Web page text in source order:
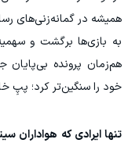
همیشه در گمانه‌زنی‌های
به بازی‌ها برگشت و
هم‌زمان پرونده
خود را سنگین‌تر کرد؛ پپِ
تنها ایرادی که هواداران